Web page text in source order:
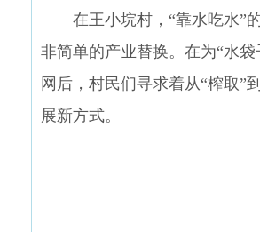
在王小垸村，“靠水吃水”
非简单的产业替换。在为“水袋
网后，村民们寻求着从“榨取”
展新方式。